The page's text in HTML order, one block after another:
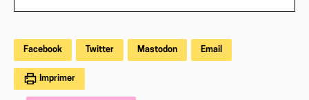
Facebook Twitter Mastodon Email
Imprimer